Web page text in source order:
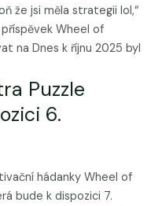
že jsi měla strategii lol,“
Wheel of
na Dnes k říjnu 2025 byl
Puzzle
6.
hádanky Wheel of
bude k dispozici 7.